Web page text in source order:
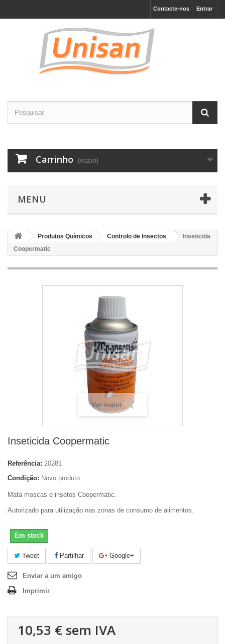
Entrar
Contacte-nos
Carrinho (vazio)
MENU
Produtos Químicos Controlo de Insectos
Inseticida
Coopermatic
Ver maior
Inseticida Coopermatic
Referência: 20281
Condição: Novo produto
Mata moscas e insetos Coopermatic.
Autorizado para utilização nas zonas de consumo de alimentos.
Em stock
Tweet Partilhar Google+
Enviar a um amigo
Imprimir
10,53 € sem IVA